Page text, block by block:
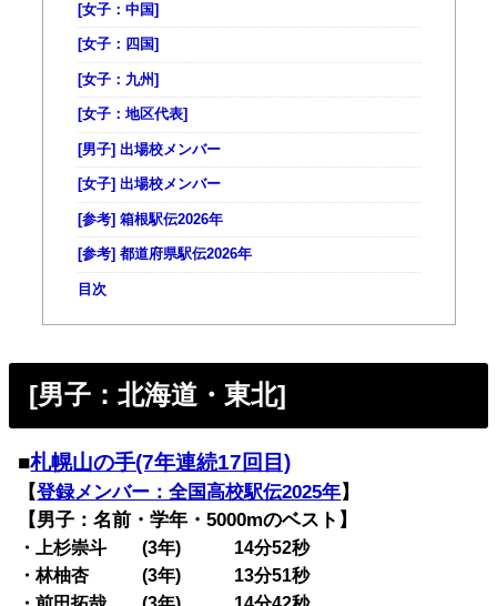
[女子：中国]
[女子：四国]
[女子：九州]
[女子：地区代表]
[男子] 出場校メンバー
[女子] 出場校メンバー
[参考] 箱根駅伝2026年
[参考] 都道府県駅伝2026年
目次
[男子：北海道・東北]
■札幌山の手(7年連続17回目)
【登録メンバー：全国高校駅伝2025年】
【男子：名前・学年・5000mのベスト】
・上杉崇斗 (3年) 14分52秒
・林柚杏 (3年) 13分51秒